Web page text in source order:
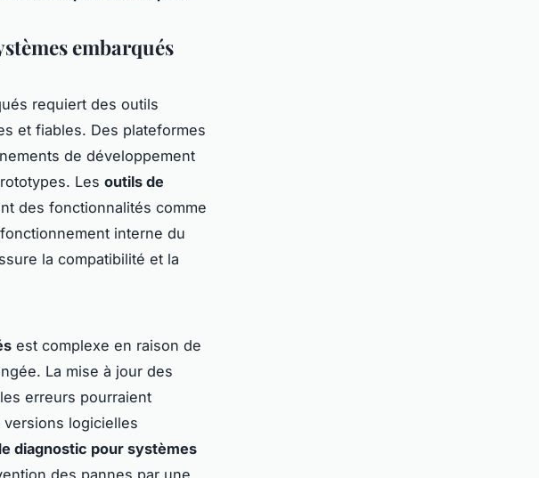
embarqués
requiert des outils
et fiables. Des plateformes
de développement
Les outils de
des fonctionnalités comme
interne du
la compatibilité et la
est complexe en raison de
La mise à jour des
erreurs pourraient
logicielles
diagnostic pour systèmes